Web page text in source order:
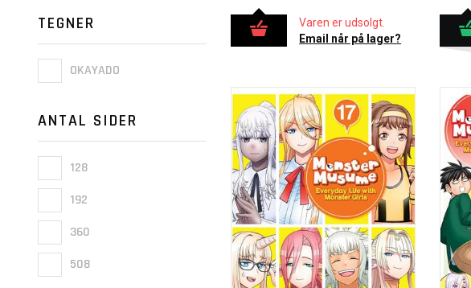
TEGNER
OKAYADO
ANTAL SIDER
128
192
360
508
Varen er udsolgt.
Email når på lager?